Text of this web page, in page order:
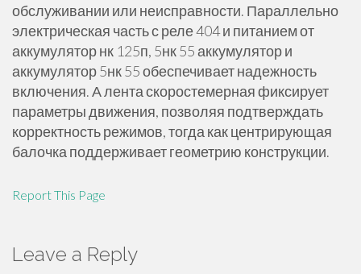
обслуживании или неисправности. Параллельно
электрическая часть с реле 404 и питанием от
аккумулятор нк 125п, 5нк 55 аккумулятор и
аккумулятор 5нк 55 обеспечивает надежность
включения. А лента скоростемерная фиксирует
параметры движения, позволяя подтверждать
корректность режимов, тогда как центрирующая
балочка поддерживает геометрию конструкции.
Report This Page
Leave a Reply